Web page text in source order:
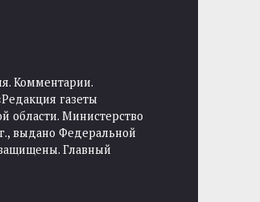
Комментарии.
газеты
области. Министерство
выдано Федеральной
Главный